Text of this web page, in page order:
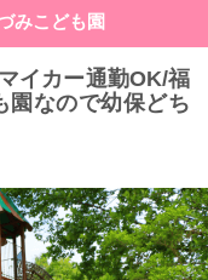
みこども園
イカー通勤OK/福
園なので幼保どち